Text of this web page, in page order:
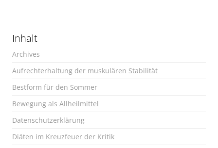
Inhalt
Archives
Aufrechterhaltung der muskulären Stabilität
Bestform für den Sommer
Bewegung als Allheilmittel
Datenschutzerklärung
Diäten im Kreuzfeuer der Kritik